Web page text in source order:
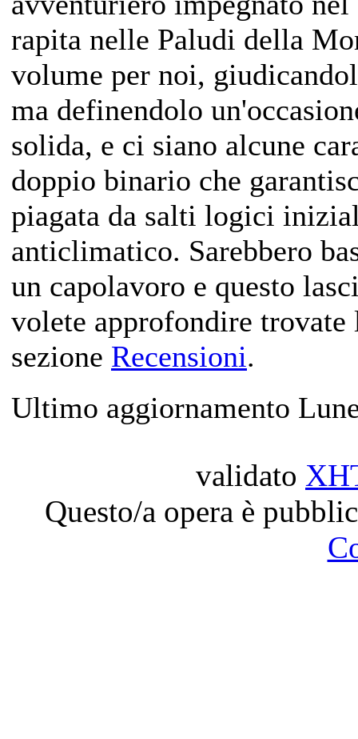
rapita nelle Paludi della
volume per noi,
ma definendolo
solida, e ci siano alcune
doppio binario che
piagata da salti logici
anticlimatico. Sarebbero
un capolavoro e questo
volete approfondire
sezione Recensioni.
Ultimo aggiornamento
validato
Questo/a opera è